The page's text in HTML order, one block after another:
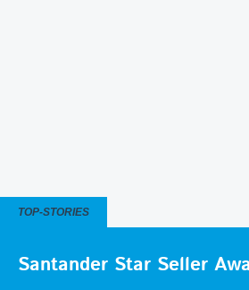
TOP-STORIES
Santander Star Seller